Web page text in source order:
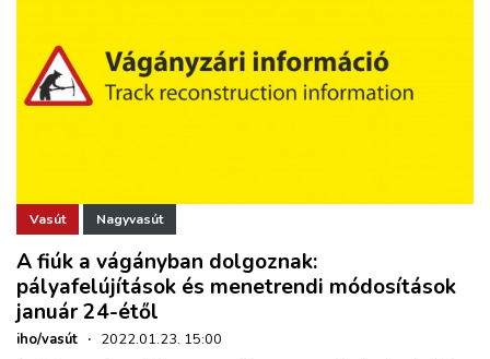
Vasút Nagyvasút
A fiúk a vágányban dolgoznak:
pályafelújítások és menetrendi módosítások
január 24-étől
iho/vasút · 2022.01.23. 15:00